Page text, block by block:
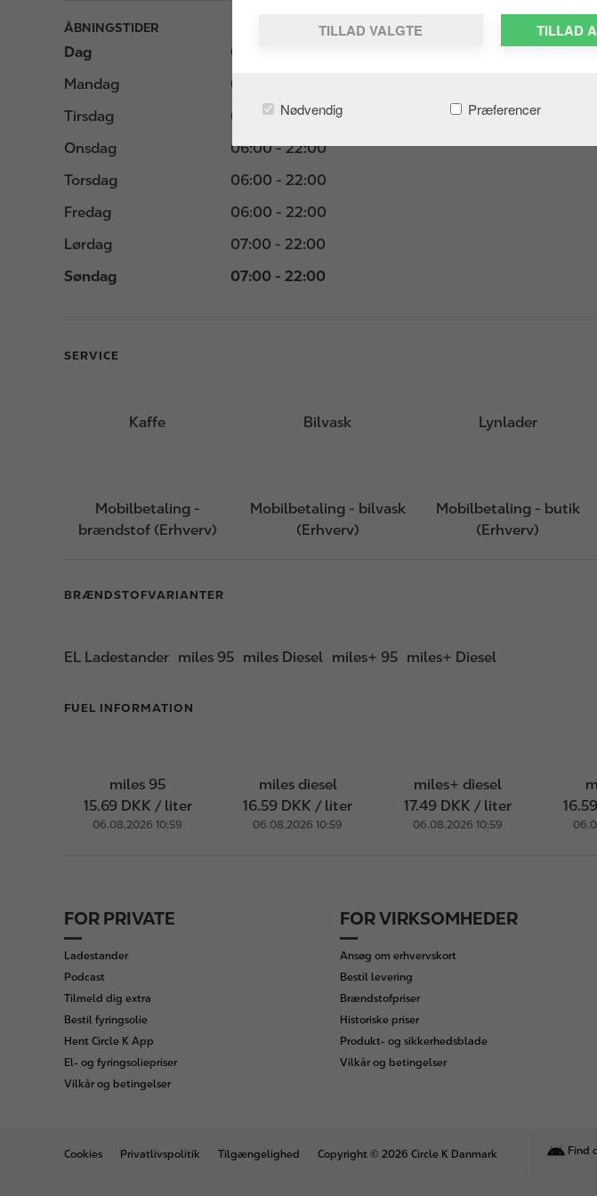
TILLAD VALGTE TILLAD
Nødvendig Præferencer
ÅBNINGSTIDER
Dag
Opening hours
Mandag
06:00 - 22:00
Tirsdag
06:00 - 22:00
Onsdag
06:00 - 22:00
Torsdag
06:00 - 22:00
Fredag
06:00 - 22:00
Lørdag
07:00 - 22:00
Søndag
07:00 - 22:00
SERVICE
Kaffe Bilvask Lynlader
Mobilbetaling -
brændstof (Erhverv)
Mobilbetaling - bilvask
(Erhverv)
Mobilbetaling - butik
(Erhverv)
BRÆNDSTOFVARIANTER
EL Ladestander miles 95 miles Diesel miles+ 95 miles+ Diesel
FUEL INFORMATION
miles 95
15.69 DKK / liter
06.08.2026 10:59
miles diesel
16.59 DKK / liter
06.08.2026 10:59
miles+ diesel
17.49 DKK / liter
06.08.2026 10:59
F
o
o
t
e
r
FOR PRIVATE
Ladestander
Podcast
Tilmeld dig extra
Bestil fyringsolie
Hent Circle K App
El- og fyringsoliepriser
Vilkår og betingelser
FOR VIRKSOMHEDER
Ansøg om erhvervskort
Bestil levering
Brændstofpriser
Historiske priser
Produkt- og sikkerhedsblade
Vilkår og betingelser
B
Cookies Privatlivspolitik Tilgængelighed Copyright © 2026 Circle K Danmark Find